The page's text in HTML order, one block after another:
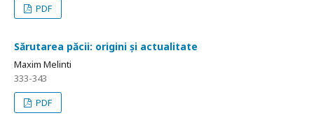
PDF
Sărutarea păcii: origini și actualitate
Maxim Melinti
333-343
PDF